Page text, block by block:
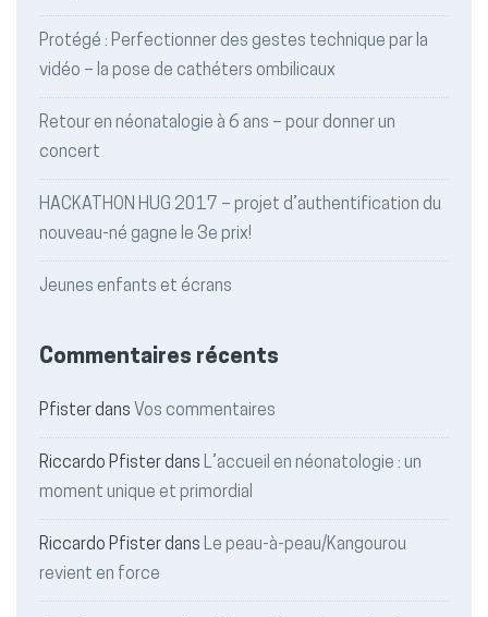
Protégé : Perfectionner des gestes technique par la
vidéo – la pose de cathéters ombilicaux
Retour en néonatalogie à 6 ans – pour donner un
concert
HACKATHON HUG 2017 – projet d’authentification du
nouveau-né gagne le 3e prix!
Jeunes enfants et écrans
Commentaires récents
Pfisterdans Vos commentaires
Riccardo Pfisterdans L’accueil en néonatologie : un
moment unique et primordial
Riccardo Pfisterdans Le peau-à-peau/Kangourou
revient en force